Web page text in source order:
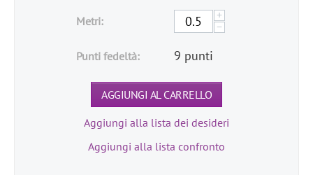
Metri:
+
−
Punti fedeltà: 9 punti
AGGIUNGI AL CARRELLO
Aggiungi alla lista dei desideri
Aggiungi alla lista confronto